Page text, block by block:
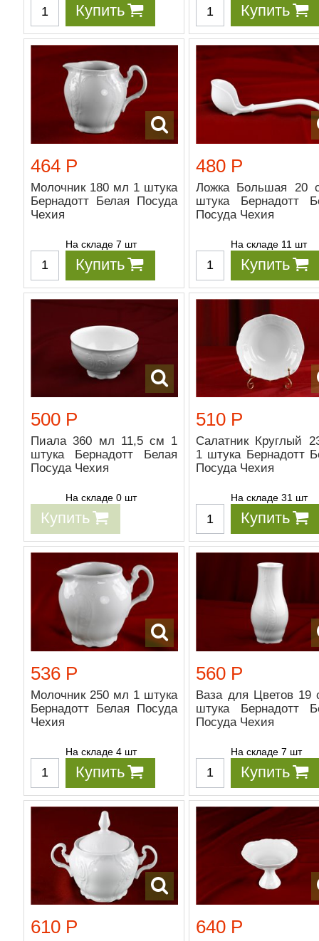
Купить Купить
464 Р
Молочник 180 мл 1 штука
Бернадотт Белая Посуда
Чехия
На складе 7 шт
Купить
480 Р
Ложка Большая 20
штука Бернадотт
Посуда Чехия
На складе 11 шт
Купить
500 Р
Пиала 360 мл 11,5 см 1
штука Бернадотт Белая
Посуда Чехия
На складе 0 шт
Купить
510 Р
Салатник Круглый
1 штука Бернадотт
Посуда Чехия
На складе 31 шт
Купить
536 Р
Молочник 250 мл 1 штука
Бернадотт Белая Посуда
Чехия
На складе 4 шт
Купить
560 Р
Ваза для Цветов 19
штука Бернадотт
Посуда Чехия
На складе 7 шт
Купить
610 Р 640 Р